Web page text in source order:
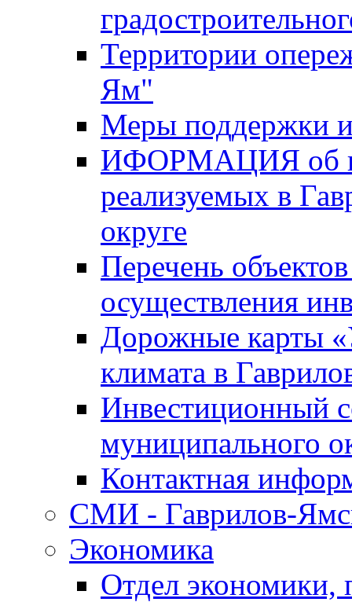
Территории
Ям"
Меры поддержки
ИФОРМАЦИЯ об
реализуемых в
округе
Перечень
осуществления
Дорожные карты
климата в
Инвестиционный
муниципального
Контактная
СМИ - Гаврилов-
Экономика
Отдел экономики,